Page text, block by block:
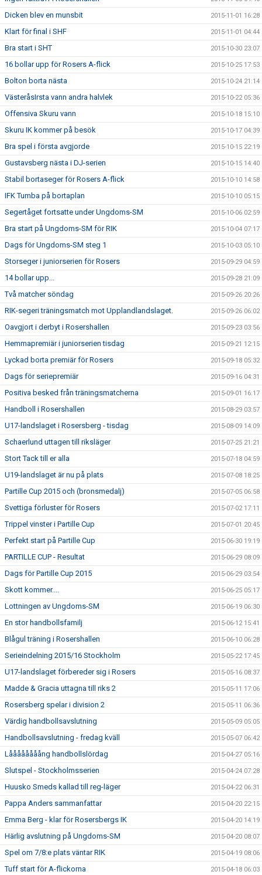
Dicken blev en munsbit 2015-11-01 16:28
Klart för final i SHF 2015-11-01 04:44
Bra start i SHT 2015-10-30 23:07
16 bollar upp för Rosers A-flick 2015-10-25 17:53
Bolton borta nästa 2015-10-24 21:14
VästeråsIrsta vann andra halvlek 2015-10-22 05:36
Offensiva Skuru vann 2015-10-18 15:10
Skuru IK kommer på besök 2015-10-17 04:39
Bra spel i första avgjorde 2015-10-15 22:19
Gustavsberg nästa i DJ-serien 2015-10-15 14:40
Stabil bortaseger för Rosers A-flick 2015-10-10 14:58
IFK Tumba på bortaplan 2015-10-10 05:15
Segertåget fortsatte under Ungdoms-SM 2015-10-06 02:59
Bra start på Ungdoms-SM för RIK 2015-10-04 07:17
Dags för Ungdoms-SM steg 1 2015-10-03 05:10
Storseger i juniorserien för Rosers 2015-09-29 04:59
14 bollar upp... 2015-09-28 21:09
Två matcher söndag 2015-09-26 20:26
RIK-segeri träningsmatch mot Upplandlandslaget. 2015-09-26 06:02
Oavgjort i derbyt i Rosershallen 2015-09-23 03:56
Hemmapremiär i juniorserien tisdag 2015-09-21 12:15
Lyckad borta premiär för Rosers 2015-09-18 05:32
Dags för seriepremiär 2015-09-16 04:31
Positiva besked från träningsmatcherna 2015-09-01 16:17
Handboll i Rosershallen 2015-08-29 03:57
U17-landslaget i Rosersberg - tisdag 2015-08-09 14:09
Schaerlund uttagen till riksläger 2015-07-25 21:21
Stort Tack till er alla 2015-07-18 04:59
U19-landslaget är nu på plats 2015-07-08 18:25
Partille Cup 2015 och (bronsmedalj) 2015-07-05 06:58
Svettiga förluster för Rosers 2015-07-02 17:11
Trippel vinster i Partille Cup 2015-07-01 20:45
Perfekt start på Partille Cup 2015-06-30 19:19
PARTILLE CUP - Resultat 2015-06-29 08:09
Dags för Partille Cup 2015 2015-06-29 03:54
Skott kommer.... 2015-06-25 05:17
Lottningen av Ungdoms-SM 2015-06-19 06:30
En stor handbollsfamilj 2015-06-12 15:41
Blågul träning i Rosershallen 2015-06-10 06:28
Serieindelning 2015/16 Stockholm 2015-05-22 17:45
U17-landslaget förbereder sig i Rosers 2015-05-16 08:37
Madde & Gracia uttagna till riks 2 2015-05-11 17:06
Rosersberg spelar i division 2 2015-05-11 06:36
Värdig handbollsavslutning 2015-05-09 05:05
Handbollsavslutning - fredag kväll 2015-05-07 06:42
Låååååååång handbollslördag 2015-04-27 05:16
Slutspel - Stockholmsserien 2015-04-24 07:28
Huusko Smeds kallad till reg-läger 2015-04-22 06:31
Pappa Anders sammanfattar 2015-04-20 22:15
Emma Berg - klar för Rosersbergs IK 2015-04-20 14:19
Härlig avslutning på Ungdoms-SM 2015-04-20 08:07
Spel om 7/8:e plats väntar RIK 2015-04-19 08:06
Tuff start för A-flickorna 2015-04-18 06:03